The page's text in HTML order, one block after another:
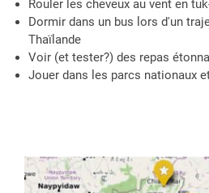
Rouler les cheveux au vent en
Dormir dans un bus lors d'un
Thaïlande
Voir (et tester?) des repas
Jouer dans les parcs nationaux